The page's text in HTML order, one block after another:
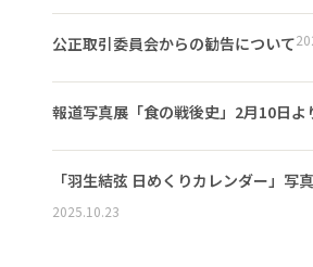
公正取引委員会からの勧告について
報道写真展「食の戦後史」2月10日よ
「羽生結弦 日めくりカレンダー」写
2025.10.23